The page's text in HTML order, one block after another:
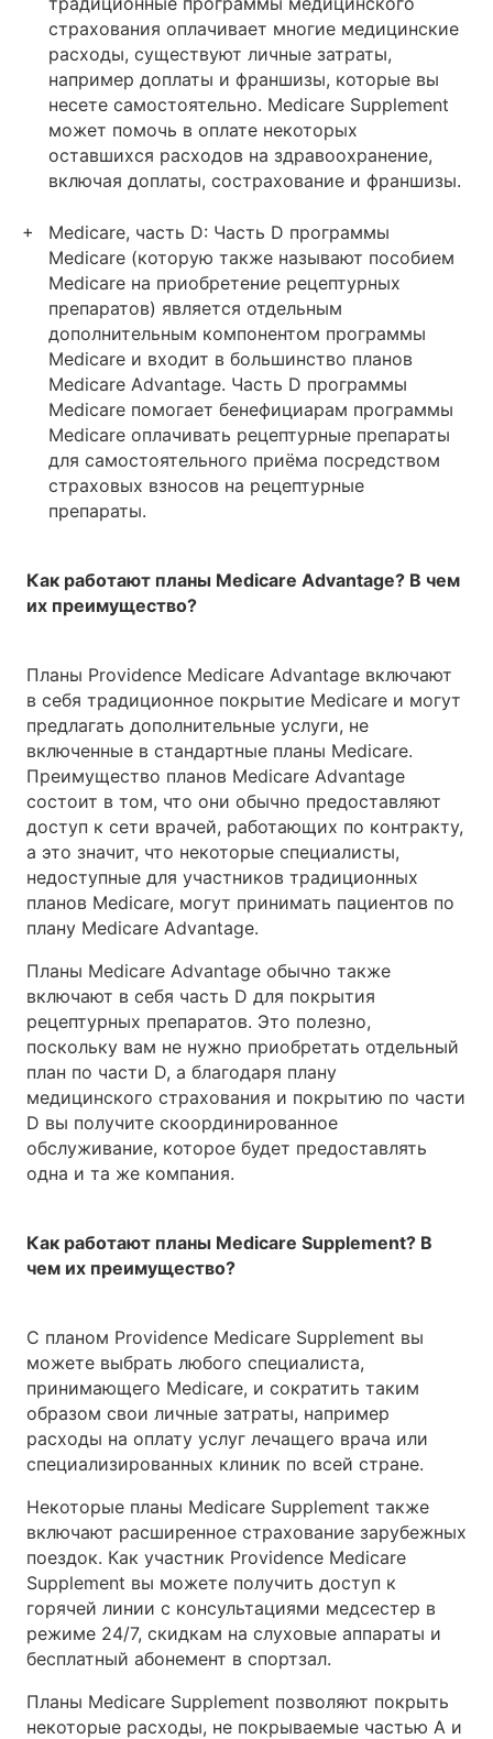
страхования оплачивает многие медицинские
расходы, существуют личные затраты,
например доплаты и франшизы, которые вы
несете самостоятельно. Medicare Supplement
может помочь в оплате некоторых
оставшихся расходов на здравоохранение,
включая доплаты, сострахование и франшизы.
Medicare, часть D: Часть D программы
Medicare (которую также называют пособием
Medicare на приобретение рецептурных
препаратов) является отдельным
дополнительным компонентом программы
Medicare и входит в большинство планов
Medicare Advantage. Часть D программы
Medicare помогает бенефициарам программы
Medicare оплачивать рецептурные препараты
для самостоятельного приёма посредством
страховых взносов на рецептурные
препараты.
Как работают планы Medicare Advantage? В чем
их преимущество?
Планы Providence Medicare Advantage включают
в себя традиционное покрытие Medicare и могут
предлагать дополнительные услуги, не
включенные в стандартные планы Medicare.
Преимущество планов Medicare Advantage
состоит в том, что они обычно предоставляют
доступ к сети врачей, работающих по контракту,
а это значит, что некоторые специалисты,
недоступные для участников традиционных
планов Medicare, могут принимать пациентов по
плану Medicare Advantage.
Планы Medicare Advantage обычно также
включают в себя часть D для покрытия
рецептурных препаратов. Это полезно,
поскольку вам не нужно приобретать отдельный
план по части D, а благодаря плану
медицинского страхования и покрытию по части
D вы получите скоординированное
обслуживание, которое будет предоставлять
одна и та же компания.
Как работают планы Medicare Supplement? В
чем их преимущество?
С планом Providence Medicare Supplement вы
можете выбрать любого специалиста,
принимающего Medicare, и сократить таким
образом свои личные затраты, например
расходы на оплату услуг лечащего врача или
специализированных клиник по всей стране.
Некоторые планы Medicare Supplement также
включают расширенное страхование зарубежных
поездок. Как участник Providence Medicare
Supplement вы можете получить доступ к
горячей линии с консультациями медсестер в
режиме 24/7, скидкам на слуховые аппараты и
бесплатный абонемент в спортзал.
Планы Medicare Supplement позволяют покрыть
некоторые расходы, не покрываемые частью A и